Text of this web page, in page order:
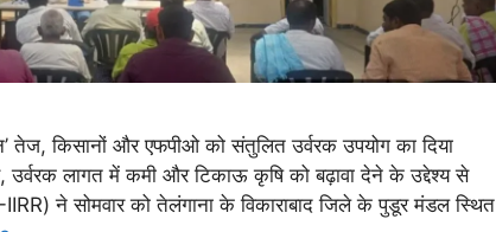
किसानों और एफपीओ को संतुलित उर्वरक उपयोग का दिया
उर्वरक लागत में कमी और टिकाऊ कृषि को बढ़ावा देने के उद्देश्य से
ने सोमवार को तेलंगाना के विकाराबाद जिले के पुडूर मंडल स्थित